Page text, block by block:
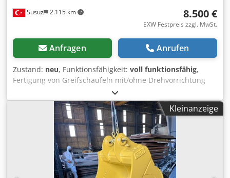
Susuz 2.115 km 8.500 €
EXW Festpreis zzgl. MwSt.
Anfragen Anrufen
Zustand: neu, Funktionsfähigkeit: voll funktionsfähig,
Fertigung von Greifschaufeln mit/ohne Drehvorrichtung
für Bagger Dkedoy Spn Iopfx Agxsr
Kleinanzeige